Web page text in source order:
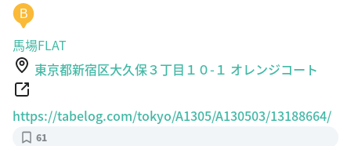
B
馬場FLAT
東京都新宿区大久保３丁目１０-１ オレンジコート
https://tabelog.com/tokyo/A1305/A130503/13188664/
61